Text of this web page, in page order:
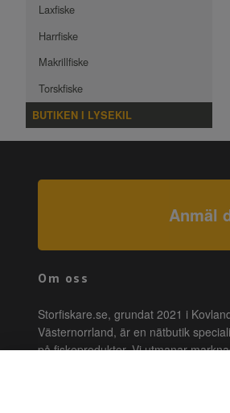
Laxfiske
Harrfiske
Makrillfiske
Torskfiske
BUTIKEN I LYSEKIL
Anmäl
Om oss
Storfiskare.se, grundat 2021 i
Västernorrland, är en nätbutik
på fiskeprodukter. Vi utmanar